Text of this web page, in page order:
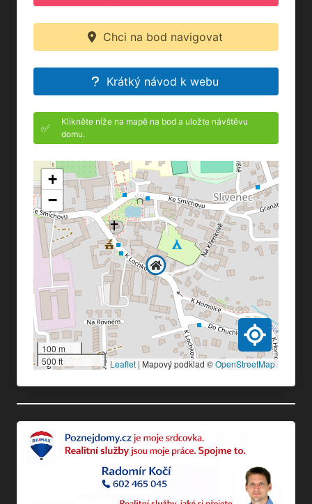
Chci na bod navigovat
Krátký návod k webu
✅
Klikněte níže na mapě na bod a uložte návštěvu
domu.
+
−
100 m
500 ft
Leaflet | Mapový podklad ©OpenStreetMap